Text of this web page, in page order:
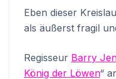
Eben dieser
als äußerst fragil
Regisseur Barry
König der Löwen“